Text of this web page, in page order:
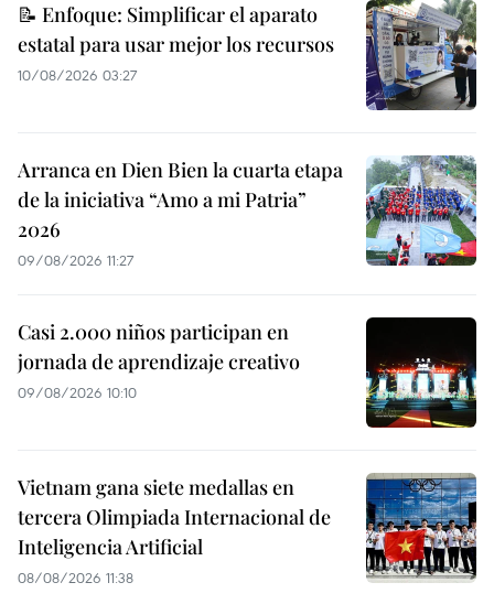
📝 Enfoque: Simplificar el aparato
estatal para usar mejor los recursos
10/08/2026 03:27
Arranca en Dien Bien la cuarta etapa
de la iniciativa “Amo a mi Patria”
2026
09/08/2026 11:27
Casi 2.000 niños participan en
jornada de aprendizaje creativo
09/08/2026 10:10
Vietnam gana siete medallas en
tercera Olimpiada Internacional de
Inteligencia Artificial
08/08/2026 11:38